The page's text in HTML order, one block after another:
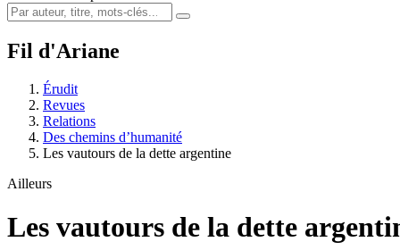
Fil d'Ariane
Érudit
Revues
Relations
Des chemins d’humanité
Les vautours de la dette argentine
Ailleurs
Les vautours de la dette